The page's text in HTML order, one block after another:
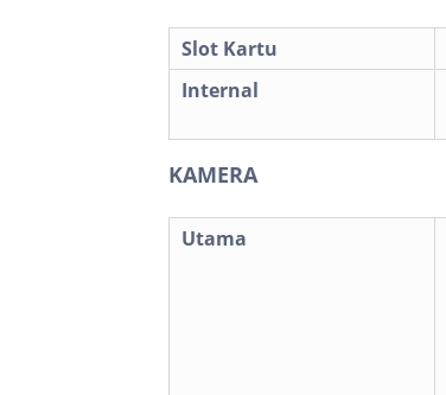
Slot Kartu
Internal
KAMERA
Utama